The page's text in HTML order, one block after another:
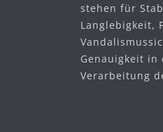
stehen für
Langlebigkeit,
Genauigkeit in
Verarbeitung